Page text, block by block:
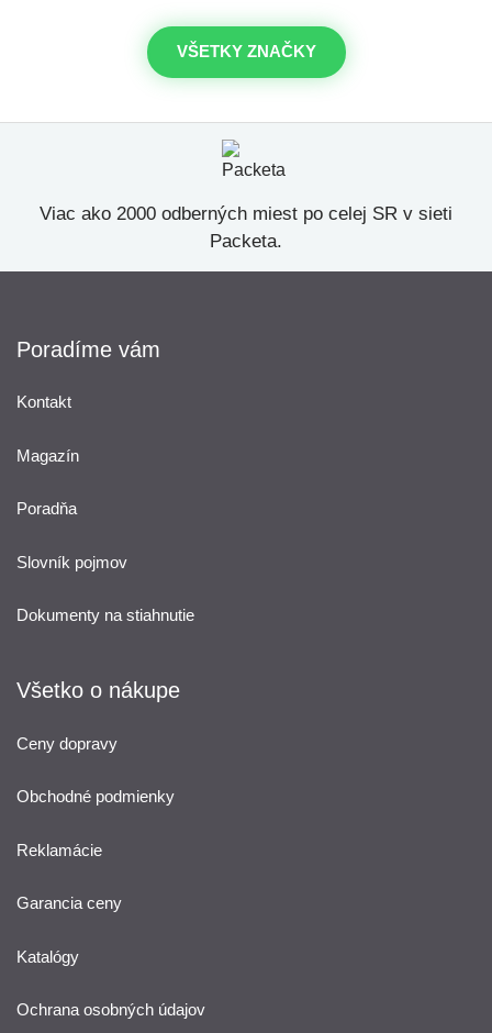
VŠETKY ZNAČKY
Viac ako 2000 odberných miest po celej SR v sieti
Packeta.
Poradíme vám
Kontakt
Magazín
Poradňa
Slovník pojmov
Dokumenty na stiahnutie
Všetko o nákupe
Ceny dopravy
Obchodné podmienky
Reklamácie
Garancia ceny
Katalógy
Ochrana osobných údajov